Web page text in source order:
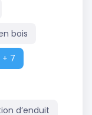
bois
+ 7
d’enduit